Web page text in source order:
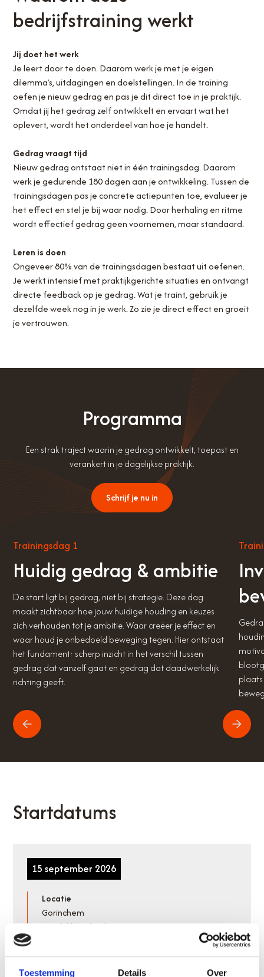
Toestemming Details Over
bedrijfstraining werkt
Jij doet het werk
Je leert door te doen. Daarom werk je met je eigen
dilemma’s, uitdagingen en doelstellingen. In de training
oefen je nieuw gedrag en pas je dit direct toe in je praktijk.
Omdat jij het gedrag zelf ontwikkelt en ervaart wat het
oplevert, wordt het onderdeel van hoe je handelt.
Gedrag vraagt tijd
Nieuw gedrag ontstaat niet in één trainingsdag. Daarom
werk je gedurende 180 dagen aan je ontwikkeling. Tussen de
trainingsdagen pas je concrete actiepunten toe, evalueer je
het effect en stel je bij waar nodig. Door herhaling en ritme
wordt effectief gedrag geen voornemen, maar standaard.
Leren is doen
Ongeveer 80% van de trainingsdagen bestaat uit oefenen.
Je werkt intensief met praktijkgerichte situaties en ontvangt
directe feedback op je gedrag. Wat je traint, gebruik je
dezelfde week nog in je werk. Zo zie je direct effect en groeit
je vertrouwen.
Programma
Een strak traject waarin je gedrag ontwikkelt, toepast en
verankert in je dagelijkse praktijk.
Schrijf je nu in
Trainingsdag 1
Huidig gedrag & ambitie
De start ligt bij gedrag, niet bij strategie. Deze dag
maakt zichtbaar hoe jouw huidige houding en keuzes
zich verhouden tot je ambitie. Waar creëer je effect en
waar houd je onbedoeld beweging tegen. Hier ontstaat
het fundament: scherp inzicht in het verschil tussen
gedrag dat vanzelf gaat en gedrag dat daadwerkelijk
richting geeft.
Startdatums
15 september 2026
Locatie
Gorinchem
Beschikbaarheid